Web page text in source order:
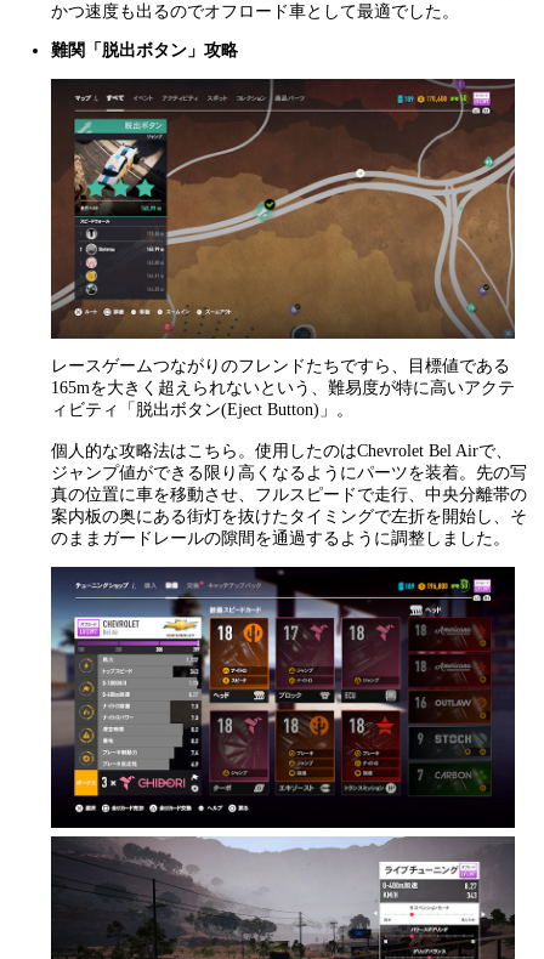
かつ速度も出るのでオフロード車として最適でした。
難関「脱出ボタン」攻略
レースゲームつながりのフレンドたちですら、目標値である
165mを大きく超えられないという、難易度が特に高いアクテ
ィビティ「脱出ボタン(Eject Button)」。
個人的な攻略法はこちら。使用したのはChevrolet Bel Airで、
ジャンプ値ができる限り高くなるようにパーツを装着。先の写
真の位置に車を移動させ、フルスピードで走行、中央分離帯の
案内板の奥にある街灯を抜けたタイミングで左折を開始し、そ
のままガードレールの隙間を通過するように調整しました。